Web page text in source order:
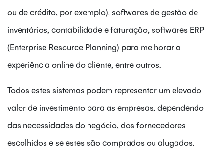
ou de crédito, por exemplo), softwares de gestão de
inventários, contabilidade e faturação, softwares ERP
(Enterprise Resource Planning) para melhorar a
experiência online do cliente, entre outros.
Todos estes sistemas podem representar um elevado
valor de investimento para as empresas, dependendo
das necessidades do negócio, dos fornecedores
escolhidos e se estes são comprados ou alugados.